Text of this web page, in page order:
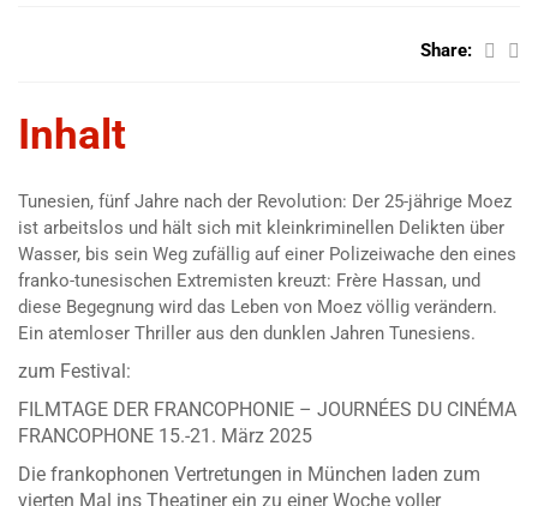
Share:
Inhalt
Tunesien, fünf Jahre nach der Revolution: Der 25-jährige Moez
ist arbeitslos und hält sich mit kleinkriminellen Delikten über
Wasser, bis sein Weg zufällig auf einer Polizeiwache den eines
franko-tunesischen Extremisten kreuzt: Frère Hassan, und
diese Begegnung wird das Leben von Moez völlig verändern.
Ein atemloser Thriller aus den dunklen Jahren Tunesiens.
zum Festival:
FILMTAGE DER FRANCOPHONIE – JOURNÉES DU CINÉMA
FRANCOPHONE 15.-21. März 2025
Die frankophonen Vertretungen in München laden zum
vierten Mal ins Theatiner ein zu einer Woche voller